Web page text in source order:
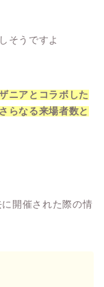
そうですよ
ニアとコラボした
らなる来場者数と
開催された際の情